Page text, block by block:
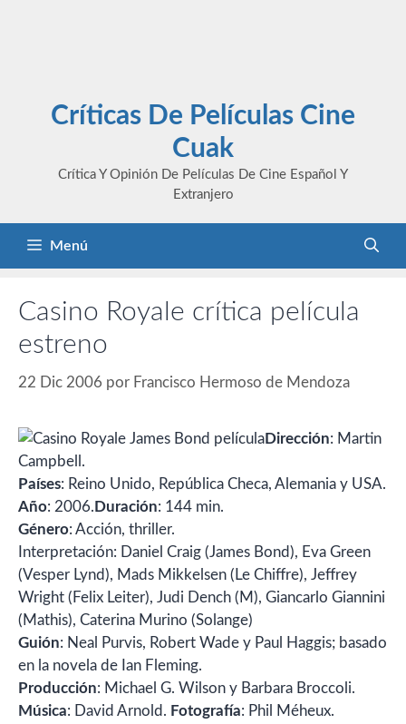
Críticas De Películas Cine
Cuak
Crítica Y Opinión De Películas De Cine Español Y
Extranjero
Menú
Casino Royale crítica película
estreno
22 Dic 2006 por Francisco Hermoso de Mendoza
Dirección: Martin
Campbell.
Países: Reino Unido, República Checa, Alemania y USA.
Año: 2006. Duración: 144 min.
Género: Acción, thriller.
Interpretación: Daniel Craig (James Bond), Eva Green
(Vesper Lynd), Mads Mikkelsen (Le Chiffre), Jeffrey
Wright (Felix Leiter), Judi Dench (M), Giancarlo Giannini
(Mathis), Caterina Murino (Solange)
Guión: Neal Purvis, Robert Wade y Paul Haggis; basado
en la novela de Ian Fleming.
Producción: Michael G. Wilson y Barbara Broccoli.
Música: David Arnold. Fotografía: Phil Méheux.